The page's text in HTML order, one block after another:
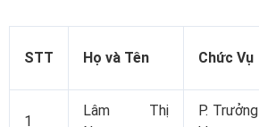
STT Họ và Tên Chức Vụ
1
Lâm Thị
P. Trưởng